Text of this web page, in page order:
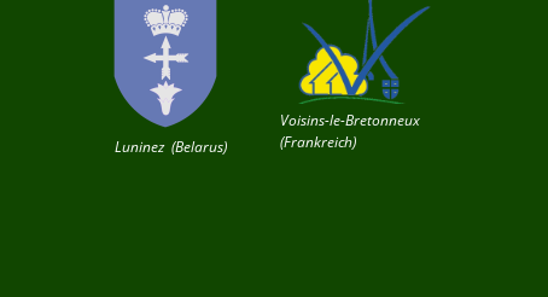
Luninez (Belarus)
Voisins-le-Bretonneux
(Frankreich)